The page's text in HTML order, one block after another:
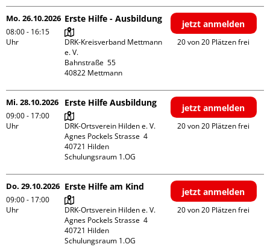
Mo. 26.10.2026
08:00 - 16:15
Uhr
Erste Hilfe - Ausbildung
DRK-Kreisverband Mettmann
e. V.
Bahnstraße  55
jetzt anmelden
20 von 20 Plätzen frei
Mi. 28.10.2026
09:00 - 17:00
Uhr
Erste Hilfe Ausbildung
DRK-Ortsverein Hilden e. V.
Agnes Pockels Strasse  4
40721 Hilden
Schulungsraum 1.OG
jetzt anmelden
20 von 20 Plätzen frei
Do. 29.10.2026
09:00 - 17:00
Uhr
Erste Hilfe am Kind
DRK-Ortsverein Hilden e. V.
Agnes Pockels Strasse  4
40721 Hilden
Schulungsraum 1.OG
jetzt anmelden
20 von 20 Plätzen frei